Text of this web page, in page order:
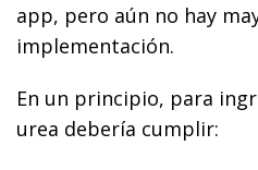
app, pero aún no hay
implementación.
En un principio, para
urea debería cumplir: